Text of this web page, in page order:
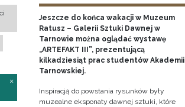
Jeszcze do końca wakacji w Muzeum
Ratusz – Galerii Sztuki Dawnej w
Tarnowie można oglądać wystawę
„ARTEFAKT III”, prezentującą
kilkadziesiąt prac studentów Akademii
Tarnowskiej.
Inspiracją do powstania rysunków były
muzealne eksponaty dawnej sztuki, które